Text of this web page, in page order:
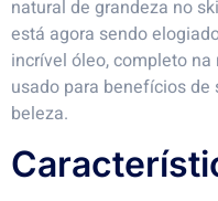
natural de grandeza no
está agora sendo
incrível óleo, completo na
usado para benefícios de
beleza.